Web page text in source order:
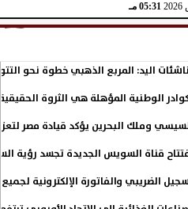
05:31 مـ
اليد: المربع الذهبي خطوة نحو
وملك البحرين يؤكد قيادة مصر
قناة السويس الجديدة تجسد رؤية
الضريبي والفاتورة الإلكترونية